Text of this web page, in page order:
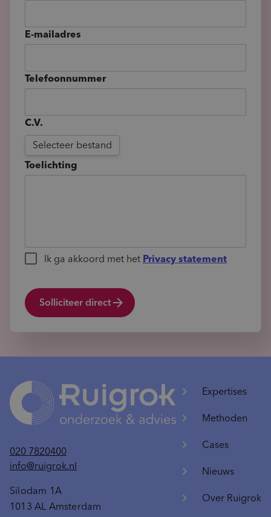
E-mailadres
Telefoonnummer
C.V.
Selecteer bestand
Toelichting
Ik ga akkoord met het Privacy statement
Solliciteer direct
020 7820400
info@ruigrok.nl
Silodam 1A
1013 AL Amsterdam
Expertises
Methoden
Cases
Nieuws
Over Ruigrok